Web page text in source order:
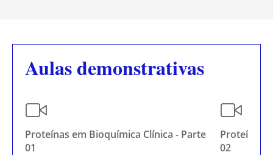
Aulas demonstrativas
Proteínas em Bioquímica Clínica - Parte
01
Proteínas
02